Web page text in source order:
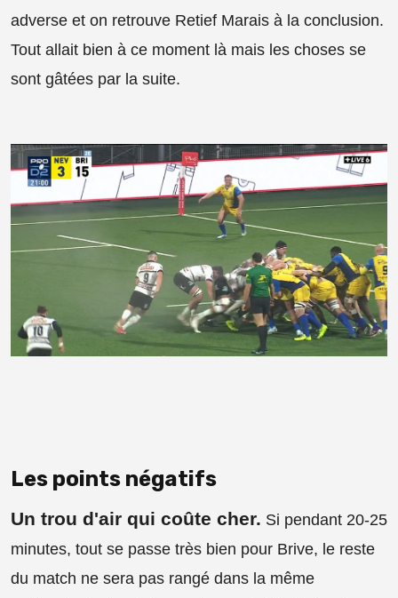
adverse et on retrouve Retief Marais à la conclusion.
Tout allait bien à ce moment là mais les choses se
sont gâtées par la suite.
Les points négatifs
Un trou d'air qui coûte cher. Si pendant 20-25
minutes, tout se passe très bien pour Brive, le reste
du match ne sera pas rangé dans la même